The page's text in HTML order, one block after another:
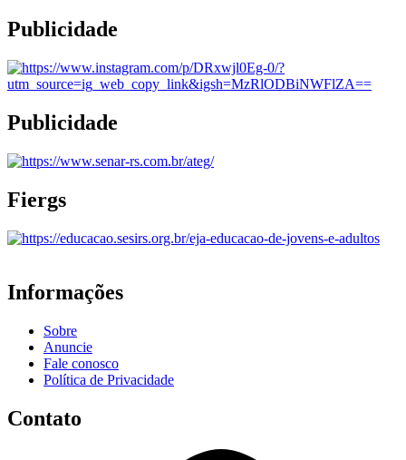
Publicidade
Publicidade
Fiergs
Informações
Sobre
Anuncie
Fale conosco
Política de Privacidade
Contato